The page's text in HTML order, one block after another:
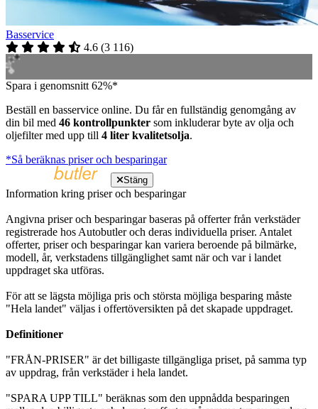
Basservice
4.6 (3 116)
Spara i genomsnitt 62%*
Beställ en basservice online. Du får en fullständig genomgång av
din bil med 46 kontrollpunkter som inkluderar byte av olja och
oljefilter med upp till 4 liter kvalitetsolja.
*Så beräknas priser och besparingar
Stäng
Information kring priser och besparingar
Angivna priser och besparingar baseras på offerter från verkstäder
registrerade hos Autobutler och deras individuella priser. Antalet
offerter, priser och besparingar kan variera beroende på bilmärke,
modell, år, verkstadens tillgänglighet samt när och var i landet
uppdraget ska utföras.
För att se lägsta möjliga pris och största möjliga besparing måste
"Hela landet" väljas i offertöversikten på det skapade uppdraget.
Definitioner
"FRÅN-PRISER" är det billigaste tillgängliga priset, på samma typ
av uppdrag, från verkstäder i hela landet.
"SPARA UPP TILL" beräknas som den uppnådda besparingen